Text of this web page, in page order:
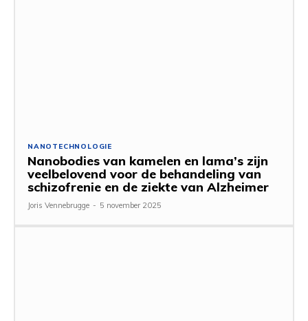
NANOTECHNOLOGIE
Nanobodies van kamelen en lama’s zijn
veelbelovend voor de behandeling van
schizofrenie en de ziekte van Alzheimer
Joris Vennebrugge - 5 november 2025